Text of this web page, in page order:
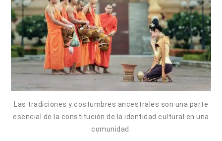
Las tradiciones y costumbres ancestrales son una parte
esencial de la constitución de la identidad cultural en una
comunidad.